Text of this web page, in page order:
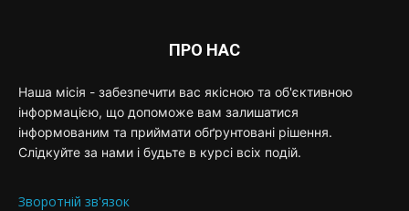
ПРО НАС
Наша місія - забезпечити вас якісною та об'єктивною
інформацією, що допоможе вам залишатися
інформованим та приймати обґрунтовані рішення.
Слідкуйте за нами і будьте в курсі всіх подій.
Зворотній зв'язок